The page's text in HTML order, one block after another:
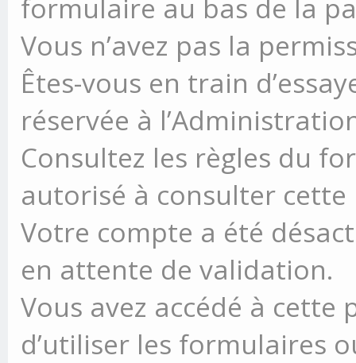
formulaire au bas de la
Vous n’avez pas la
Êtes-vous en train
réservée à
Consultez les règles du
autorisé à consulter cette
Votre compte a été
en attente de validation.
Vous avez accédé à
d’utiliser les formulaires